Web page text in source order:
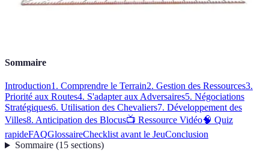
Sommaire
Introduction1. Comprendre le Terrain2. Gestion des Ressources3.
Priorité aux Routes4. S'adapter aux Adversaires5. Négociations
Stratégiques6. Utilisation des Chevaliers7. Développement des
Villes8. Anticipation des Blocus📺 Ressource Vidéo🧠 Quiz
rapideFAQGlossaireChecklist avant le JeuConclusion
Sommaire(15 sections)